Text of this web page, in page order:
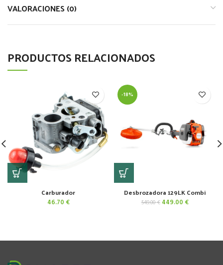
VALORACIONES (0)
PRODUCTOS RELACIONADOS
Carburador
46.70 €
-18%
Desbrozadora 129LK Combi
549.00€ El
449.00 €El